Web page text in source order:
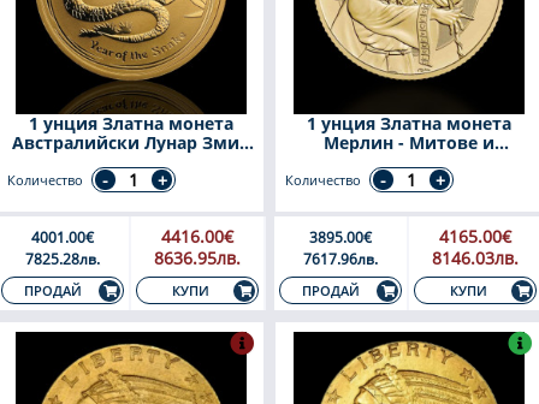
1 унция Златна монета
Австралийски Лунар Змия
2013
Количество
4001.00€
7825.28лв.
ПРОДАЙ
4416.00€
8636.95лв.
КУПИ
1 унция Златна монета
Мерлин - Митове и
легенди 2023
Количество
3895.00€
7617.96лв.
ПРОДАЙ
4165.00€
8146.03лв.
КУПИ